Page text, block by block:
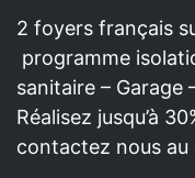
2 foyers français
programme
sanitaire – Garage
Réalisez jusqu’à
contactez nous au